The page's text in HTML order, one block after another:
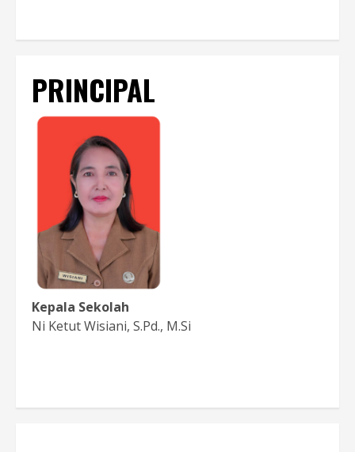
PRINCIPAL
Kepala Sekolah
Ni Ketut Wisiani, S.Pd., M.Si